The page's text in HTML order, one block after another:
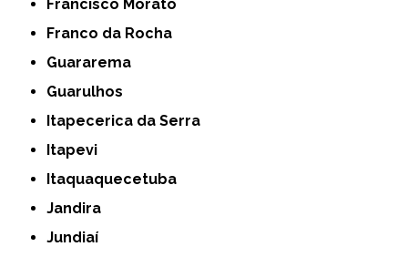
Francisco Morato
Franco da Rocha
Guararema
Guarulhos
Itapecerica da Serra
Itapevi
Itaquaquecetuba
Jandira
Jundiaí